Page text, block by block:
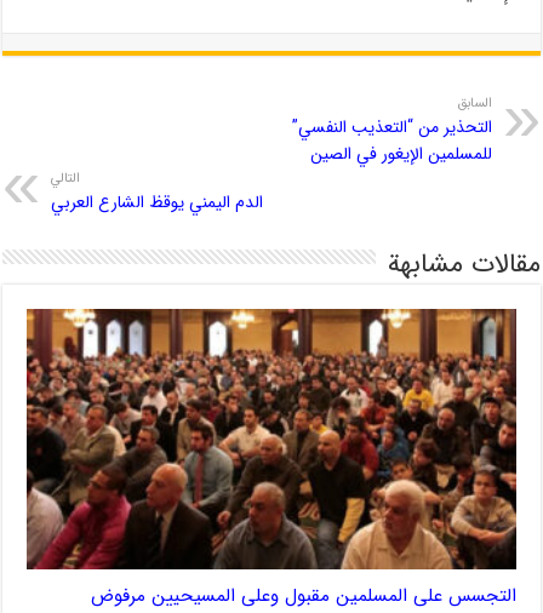
السابق
التحذير من “التعذيب النفسي”
للمسلمين الإيغور في الصين
التالي
الدم اليمني يوقظ الشارع العربي
مقالات مشابهة
التجسس على المسلمين مقبول وعلى المسيحيين مرفوض